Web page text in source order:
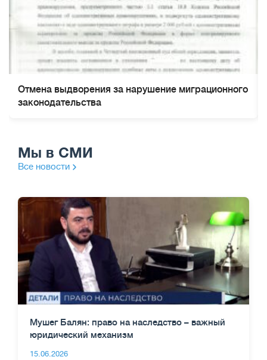
Отмена выдворения за нарушение миграционного
законодательства
Мы в СМИ
Все новости
Мушег Балян: право на наследство – важный
юридический механизм
15.06.2026